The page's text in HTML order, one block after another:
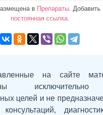
в Препараты. Добавить
постоянная ссылка.
на сайте
целей и не
консультаций,